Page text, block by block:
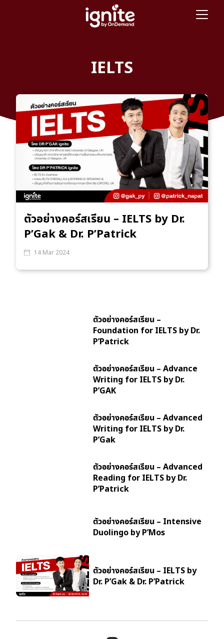
IELTS
ตัวอย่างคอร์สเรียน – IELTS by Dr.
P’Gak & Dr. P’Patrick
14 Mar 2024
ตัวอย่างคอร์สเรียน –
Foundation for IELTS by Dr.
P’Patrick
ตัวอย่างคอร์สเรียน – Advance
Writing for IELTS by Dr.
P’GAK
ตัวอย่างคอร์สเรียน – Advanced
Writing for IELTS by Dr.
P’Gak
ตัวอย่างคอร์สเรียน – Advanced
Reading for IELTS by Dr.
P’Patrick
ตัวอย่างคอร์สเรียน – Intensive
Duolingo by P’Mos
ตัวอย่างคอร์สเรียน – IELTS by
Dr. P’Gak & Dr. P’Patrick